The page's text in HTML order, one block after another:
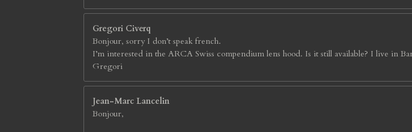
Gregori Civerq
Bonjour, sorry I don’t speak french.
I’m interested in the ARCA Swiss compendium lens hood. Is it still available? I live in
Gregori
Jean-Marc Lancelin
Bonjour,